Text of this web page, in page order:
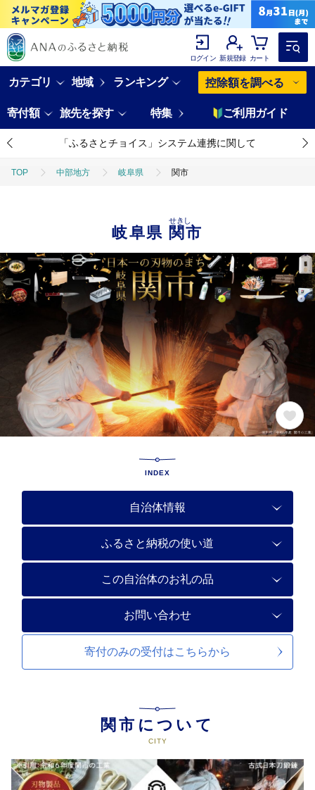
ログイン 新規登録 カート
カテゴリ 地域 ランキング 控除額を調べる
寄付額 旅先を探す 特集 ご利用ガイド
「ふるさとチョイス」システム連携に関して
TOP 中部地方 岐阜県 関市
岐阜県 関市
せきし
INDEX
自治体情報
ふるさと納税の使い道
この自治体のお礼の品
お問い合わせ
寄付のみの受付はこちらから
関市について